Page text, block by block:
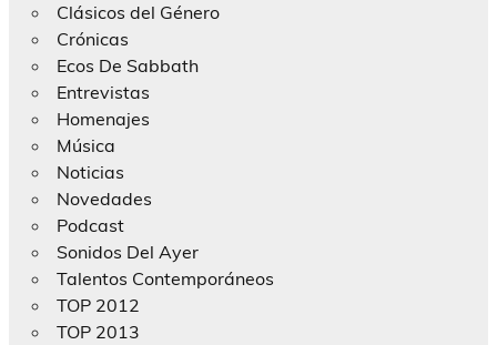
Clásicos del Género
Crónicas
Ecos De Sabbath
Entrevistas
Homenajes
Música
Noticias
Novedades
Podcast
Sonidos Del Ayer
Talentos Contemporáneos
TOP 2012
TOP 2013